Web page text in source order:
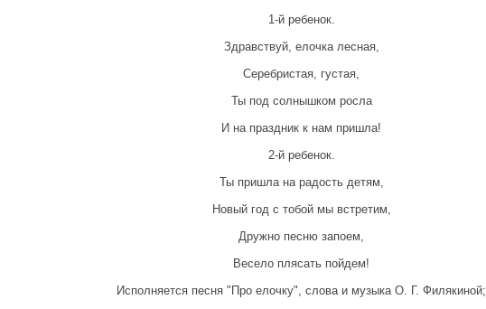
1-й ребенок.
Здравствуй, елочка лесная,
Серебристая, густая,
Ты под солнышком росла
И на праздник к нам пришла!
2-й ребенок.
Ты пришла на радость детям,
Новый год с тобой мы встретим,
Дружно песню запоем,
Весело плясать пойдем!
Исполняется песня "Про елочку", слова и музыка О. Г. Филякиной;